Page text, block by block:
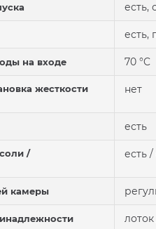
есть,
есть,
на входе 70 °C
жесткости
нет
есть
/
есть /
камеры